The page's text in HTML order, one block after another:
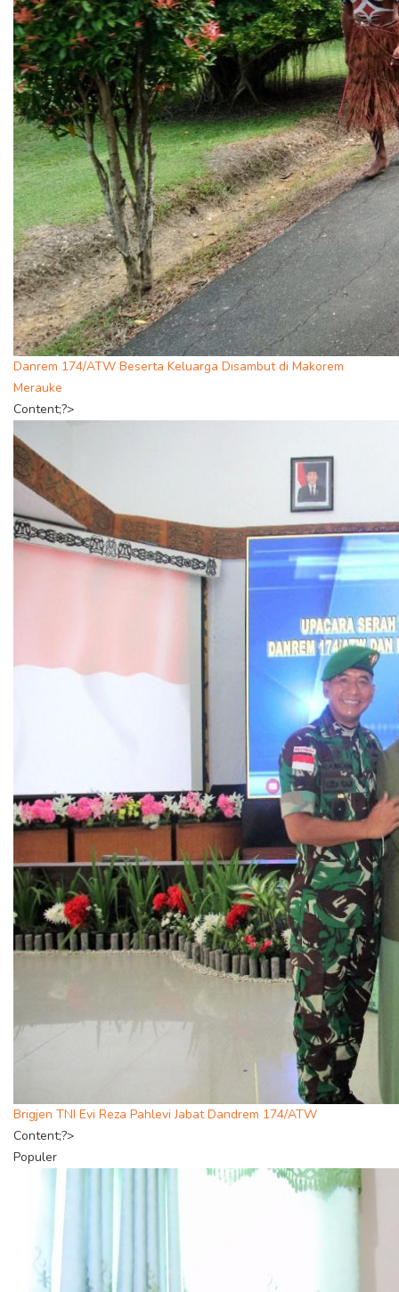
Danrem 174/ATW Beserta Keluarga Disambut di Makorem
Merauke
Content;?>
Brigjen TNI Evi Reza Pahlevi Jabat Dandrem 174/ATW
Content;?>
Populer